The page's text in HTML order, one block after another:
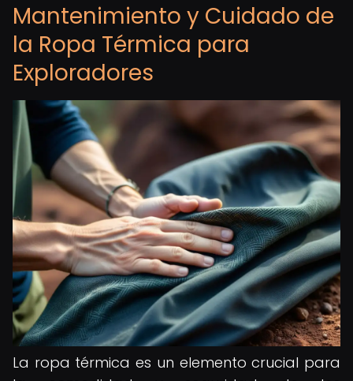
Mantenimiento y Cuidado de
la Ropa Térmica para
Exploradores
La ropa térmica es un elemento crucial para